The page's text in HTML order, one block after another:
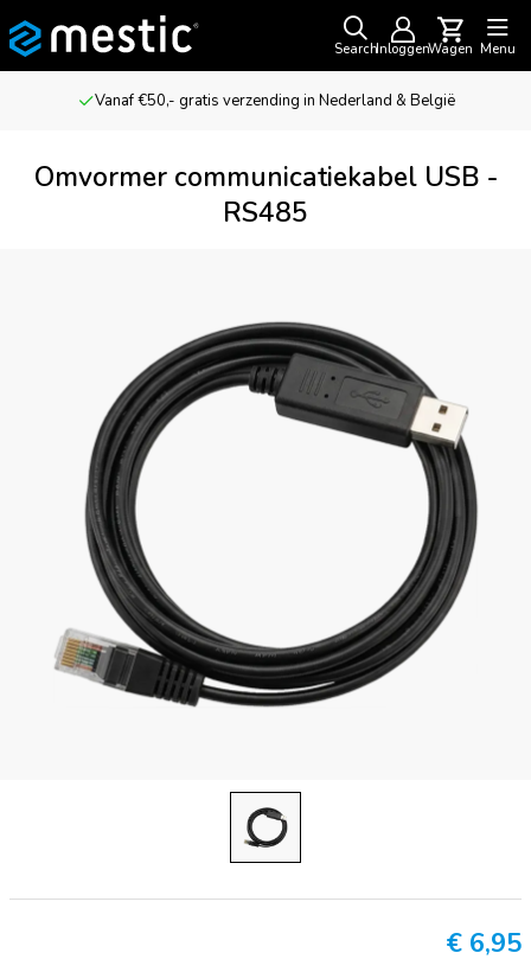
SearchInloggenWagen Menu
Vanaf €50,- gratis verzending in Nederland & België
Omvormer communicatiekabel USB -
RS485
€ 6,95